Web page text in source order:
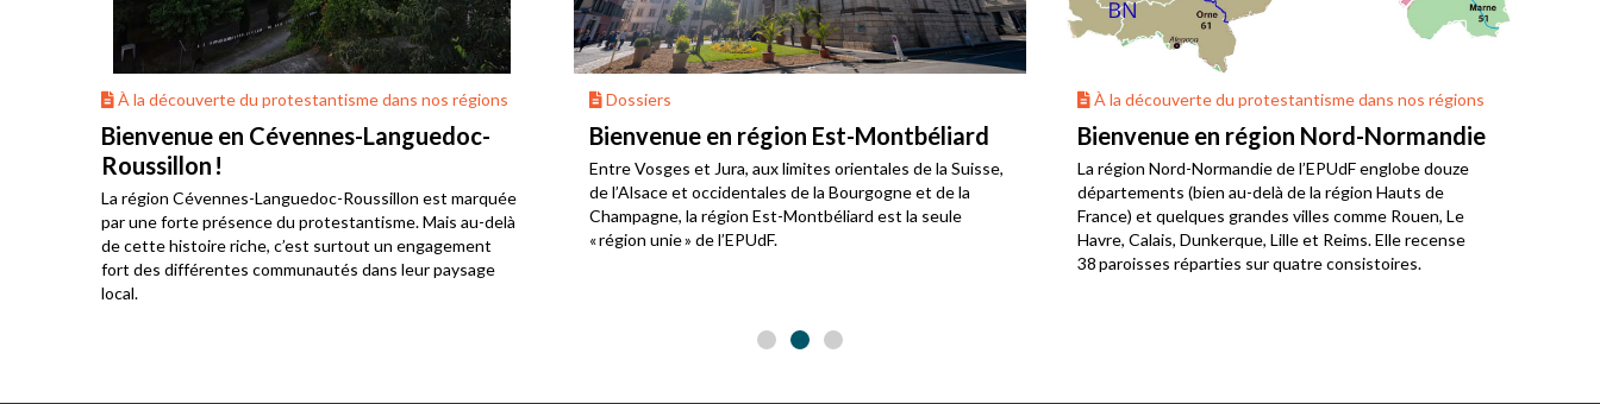
À la découverte du protestantisme dans nos régions
Bienvenue en Cévennes-Languedoc-
Roussillon !
La région Cévennes-Languedoc-Roussillon est marquée
par une forte présence du protestantisme. Mais au-delà
de cette histoire riche, c’est surtout un engagement
fort des différentes communautés dans leur paysage
local.
Dossiers
Bienvenue en région Est-Montbéliard
Entre Vosges et Jura, aux limites orientales de la Suisse,
de l’Alsace et occidentales de la Bourgogne et de la
Champagne, la région Est-Montbéliard est la seule
« région unie » de l’EPUdF.
À la découverte du protestantisme dans nos régions
Bienvenue en région Nord-Normandie
La région Nord-Normandie de l’EPUdF englobe douze
départements (bien au-delà de la région Hauts de
France) et quelques grandes villes comme Rouen, Le
Havre, Calais, Dunkerque, Lille et Reims. Elle recense
38 paroisses réparties sur quatre consistoires.